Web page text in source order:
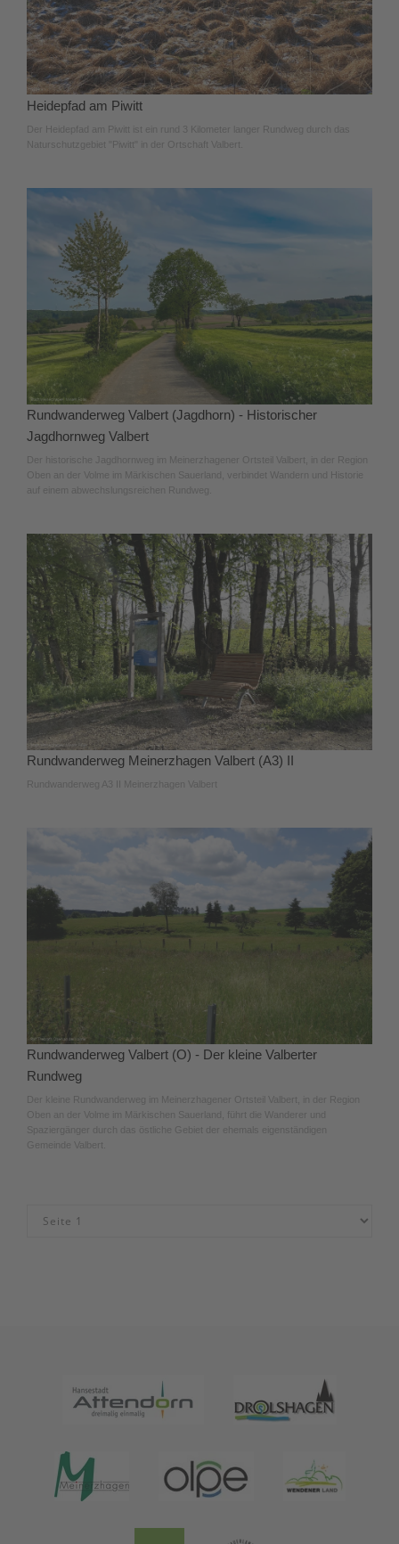
Heidepfad am Piwitt
Der Heidepfad am Piwitt ist ein rund 3 Kilometer langer Rundweg durch das
Naturschutzgebiet "Piwitt" in der Ortschaft Valbert.
Rundwanderweg Valbert (Jagdhorn) - Historischer
Jagdhornweg Valbert
Der historische Jagdhornweg im Meinerzhagener Ortsteil Valbert, in der Region
Oben an der Volme im Märkischen Sauerland, verbindet Wandern und Historie
auf einem abwechslungsreichen Rundweg.
Rundwanderweg Meinerzhagen Valbert (A3) II
Rundwanderweg A3 II Meinerzhagen Valbert
Rundwanderweg Valbert (O) - Der kleine Valberter
Rundweg
Der kleine Rundwanderweg im Meinerzhagener Ortsteil Valbert, in der Region
Oben an der Volme im Märkischen Sauerland, führt die Wanderer und
Spaziergänger durch das östliche Gebiet der ehemals eigenständigen
Gemeinde Valbert.